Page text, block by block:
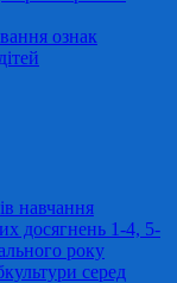
ознак
навчання
досягнень 1-4, 5-
року
серед